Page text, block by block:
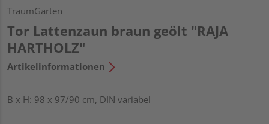
TraumGarten
Tor Lattenzaun braun geölt "RAJA
HARTHOLZ"
Artikelinformationen
B x H: 98 x 97/90 cm, DIN variabel